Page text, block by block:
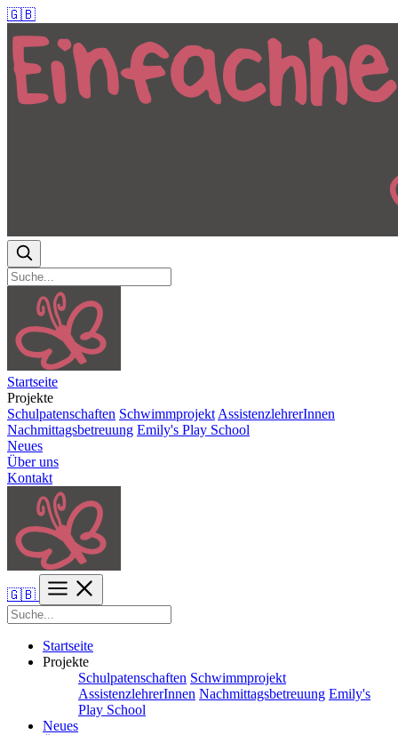
🇬🇧
Startseite
Projekte
Schulpatenschaften Schwimmprojekt AssistenzlehrerInnen
Nachmittagsbetreuung Emily's Play School
Neues
Über uns
Kontakt
🇬🇧
Startseite
Projekte
Schulpatenschaften Schwimmprojekt
AssistenzlehrerInnen Nachmittagsbetreuung Emily's
Play School
Neues